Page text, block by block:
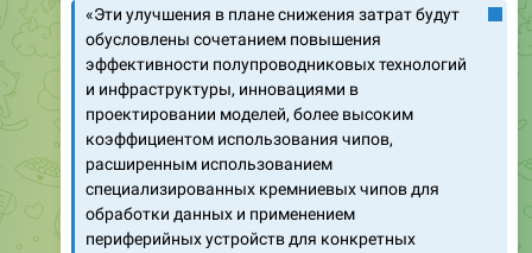
«Эти улучшения в плане снижения затрат будут
обусловлены сочетанием повышения
эффективности полупроводниковых технологий
и инфраструктуры, инновациями в
проектировании моделей, более высоким
коэффициентом использования чипов,
расширенным использованием
специализированных кремниевых чипов для
обработки данных и применением
периферийных устройств для конкретных